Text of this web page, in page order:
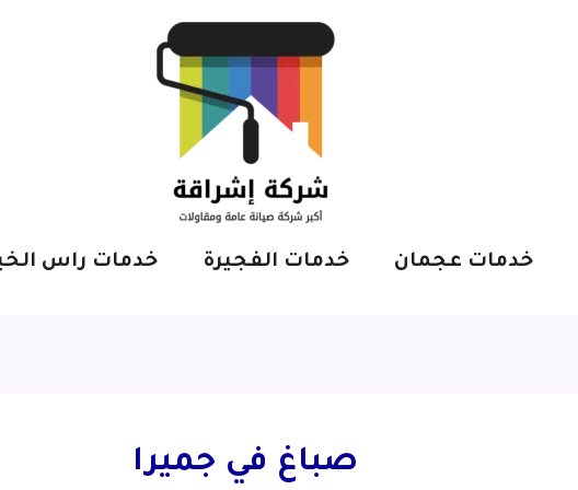
خدمات عجمان خدمات الفجيرة خدمات راس
صباغ في جميرا